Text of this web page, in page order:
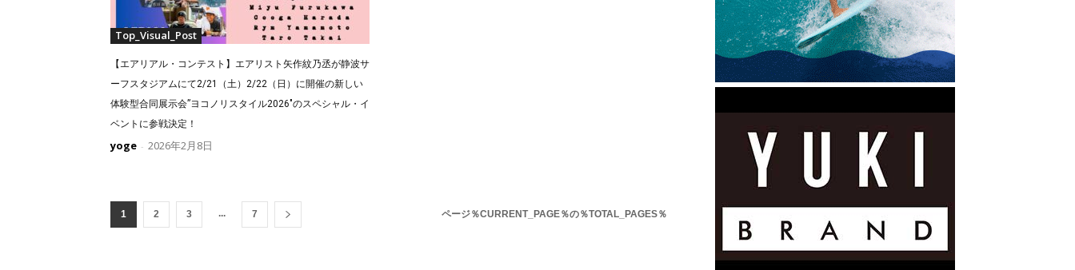
Top_Visual_Post
【エアリアル・コンテスト】エアリスト矢作紋乃丞が静波サ
ーフスタジアムにて2/21（土）2/22（日）に開催の新しい
体験型合同展示会”ヨコノリスタイル2026″のスペシャル・イ
ベントに参戦決定！
yoge - 2026年2月8日
1 2 3 ... 7 ページ％CURRENT_PAGE％の％TOTAL_PAGES％